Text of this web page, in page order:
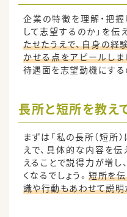
企業の特徴を理解・把握
して志望するのか」を伝
たせたうえで、自身の
かせる点をアピールしま
待遇面を志望動機にする
長所と短所を教え
まずは「私の長所（短所
えで、具体的な内容を
えることで説得力が増
くなるでしょう。短所を
識や行動もあわせて説